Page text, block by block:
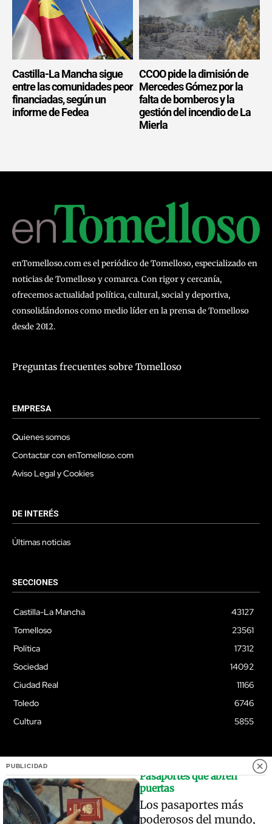
Castilla-La Mancha sigue
entre las comunidades peor
financiadas, según un
informe de Fedea
CCOO pide la dimisión de
Mercedes Gómez por la
falta de bomberos y la
gestión del incendio de La
Mierla
enTomelloso.com es el periódico de Tomelloso, especializado en
noticias de Tomelloso y comarca. Con rigor y cercanía,
ofrecemos actualidad política, cultural, social y deportiva,
consolidándonos como medio líder en la prensa de Tomelloso
desde 2012.
Preguntas frecuentes sobre Tomelloso
EMPRESA
Quienes somos
Contactar con enTomelloso.com
Aviso Legal y Cookies
DE INTERÉS
Últimas noticias
SECCIONES
Castilla-La Mancha
43127
Tomelloso
23561
Política
17312
Sociedad
14092
Ciudad Real
11166
Toledo
6746
Cultura
5855
© Quixoteus
PUBLICIDAD
Pasaportes que abren
puertas
Los pasaportes más
poderosos del mundo,